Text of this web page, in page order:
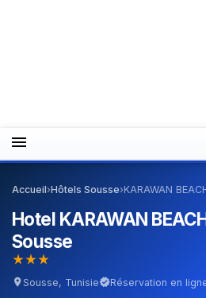
menu
Accueil›Hôtels Sousse›KARAWAN
Hotel KARAWAN
Sousse
star_ratestar_ratestar_rate
location_onSousse, TunisieverifiedRéservation en